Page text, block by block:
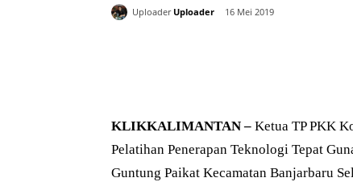
Uploader Uploader 16 Mei 2019
KLIKKALIMANTAN – Ketua TP PKK
Pelatihan Penerapan Teknologi Tepat
Guntung Paikat Kecamatan Banjarbaru